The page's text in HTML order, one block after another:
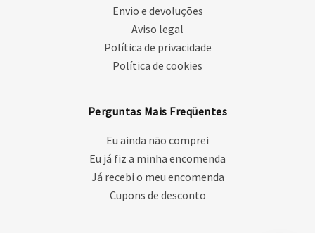
Envio e devoluções
Aviso legal
Política de privacidade
Política de cookies
Perguntas Mais Freqüentes
Eu ainda não comprei
Eu já fiz a minha encomenda
Já recebi o meu encomenda
Cupons de desconto